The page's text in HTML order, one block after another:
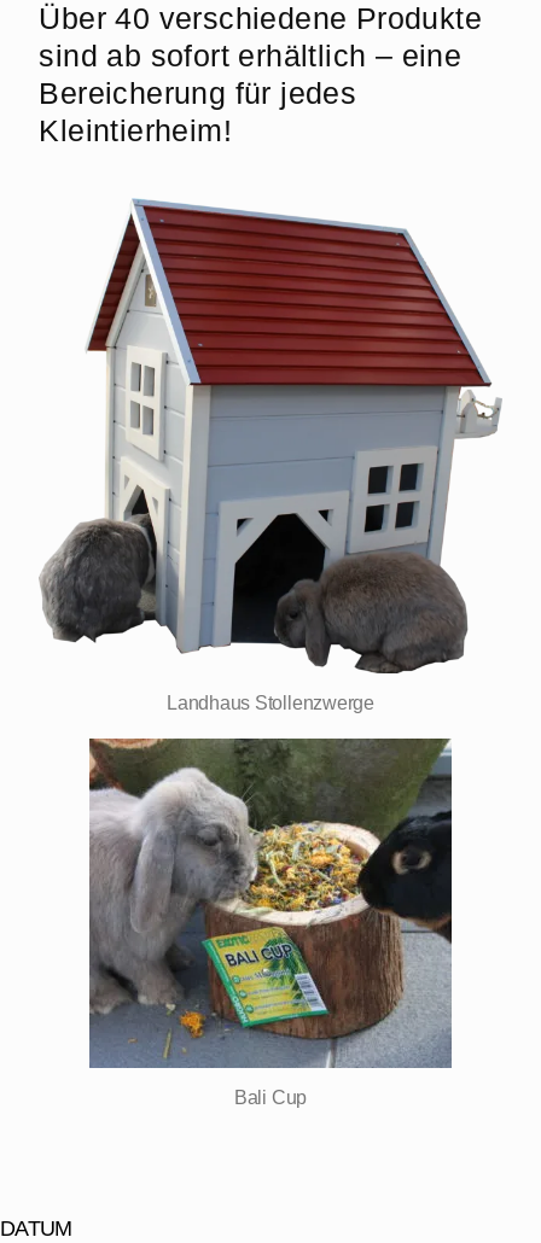
Über 40 verschiedene Produkte
sind ab sofort erhältlich – eine
Bereicherung für jedes
Kleintierheim!
Landhaus Stollenzwerge
Bali Cup
DATUM